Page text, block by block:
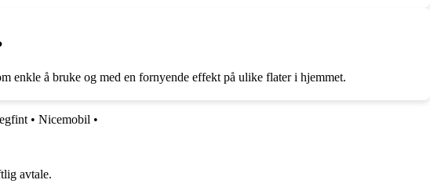
enkle å bruke og med en fornyende effekt på ulike flater i hjemmet.
• Nicemobil •
avtale.